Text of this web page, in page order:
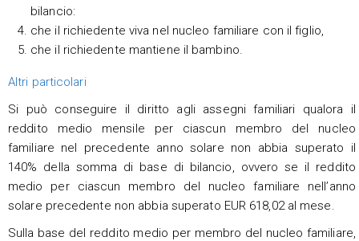
bilancio:
che il richiedente viva nel nucleo familiare con il figlio,
che il richiedente mantiene il bambino.
Altri particolari
Si può conseguire il diritto agli assegni familiari qualora il
reddito medio mensile per ciascun membro del nucleo
familiare nel precedente anno solare non abbia superato il
140% della somma di base di bilancio, ovvero se il reddito
medio per ciascun membro del nucleo familiare nell’anno
solare precedente non abbia superato EUR 618,02 al mese.
Sulla base del reddito medio per membro del nucleo familiare,